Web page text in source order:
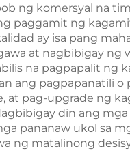
ng komersyal na
paggamit ng
ay isa pang
at nagbibigay
na pagpapalit ng
ang pagpapanatili o
at pag-upgrade ng
din ang
pananaw ukol sa
ng matalinong